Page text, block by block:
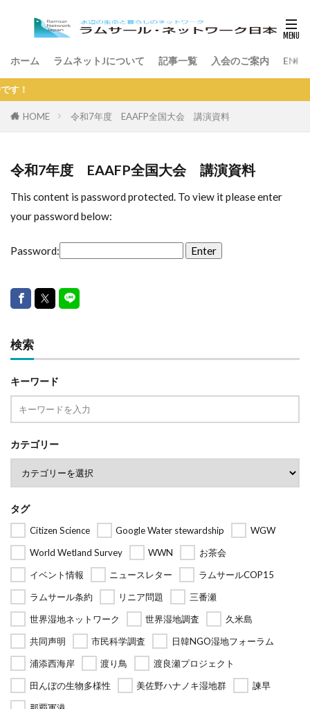
ホーム ラムネットJについて 記事一覧 入会のご案内
！
HOME 令和7年度 EAAFP全国大会 講演資料
令和7年度 EAAFP全国大会 講演資料
This content is password protected. To view it please enter
your password below:
Password:
検索
キーワード
カテゴリー
タグ
Citizen Science Google Water stewardship
WGW
World Wetland Survey
WWN
お茶会
イベント情報
ニュースレター
ラムサールCOP15
ラムサール条約
リニア問題
三番瀬
世界湿地ネットワーク
世界湿地調査
久米島
共同声明
市民科学調査
日韓NGO湿地フォーラム
浦添西海岸
渡り鳥
渡良瀬プロジェクト
田んぼの生物多様性
美佐野ハナノキ湿地群
諫早